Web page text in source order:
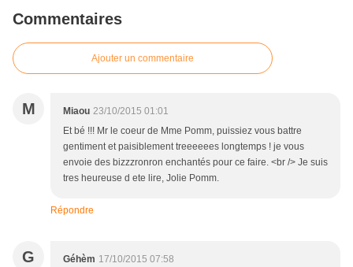
Commentaires
Ajouter un commentaire
M Miaou 23/10/2015 01:01
Et bé !!! Mr le coeur de Mme Pomm, puissiez vous battre
gentiment et paisiblement treeeeees longtemps ! je vous
envoie des bizzzronron enchantés pour ce faire. <br /> Je suis
tres heureuse d ete lire, Jolie Pomm.
Répondre
G Géhèm 17/10/2015 07:58